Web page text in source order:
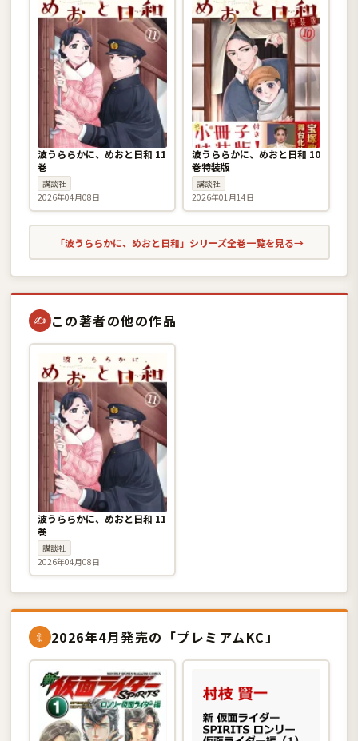
波うららかに、めおと日和 11
巻
講談社
2026年04月08日
波うららかに、めおと日和 10
巻特装版
講談社
2026年01月14日
「波うららかに、めおと日和」シリーズ全巻一覧を見る→
✍ この著者の他の作品
波うららかに、めおと日和 11
巻
講談社
2026年04月08日
🔖 2026年4月発売の「プレミアムKC」